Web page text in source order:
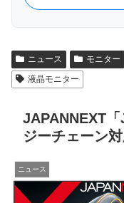
ニュース モニター
液晶モニター
JAPANNEXT
ジーチェーン
ニュース